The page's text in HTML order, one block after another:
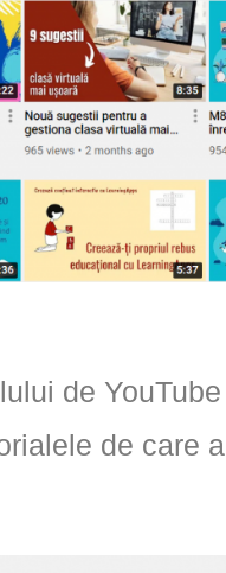
de
de care